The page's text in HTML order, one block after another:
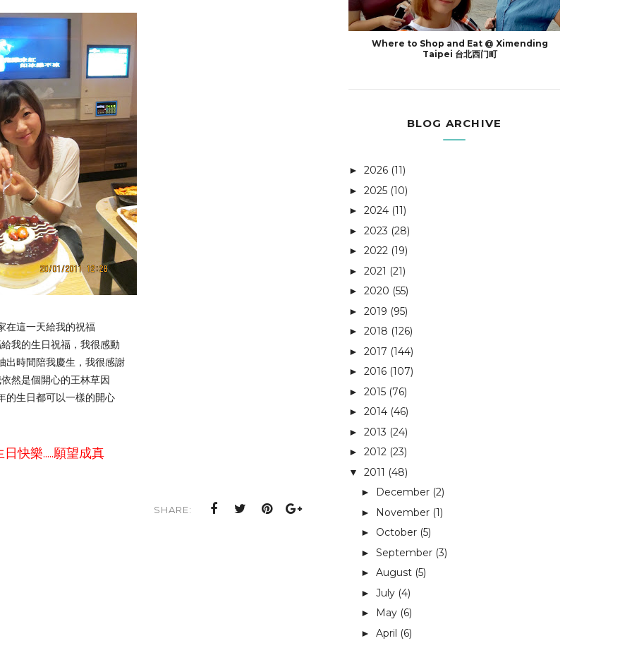
在這一天給我的祝福
我的生日祝福，我很感動
出時間陪我慶生，我很感謝
然是個開心的王林草因
的生日都可以一樣的開心
日快樂.....願望成真
SHARE:
Where to Shop and Eat @ Ximending
Taipei 台北西门町
BLOG ARCHIVE
► 2026 (11)
► 2025 (10)
► 2024 (11)
► 2023 (28)
► 2022 (19)
► 2021 (21)
► 2020 (55)
► 2019 (95)
► 2018 (126)
► 2017 (144)
► 2016 (107)
► 2015 (76)
► 2014 (46)
► 2013 (24)
► 2012 (23)
▼ 2011 (48)
► December (2)
► November (1)
► October (5)
► September (3)
► August (5)
► July (4)
► May (6)
► April (6)